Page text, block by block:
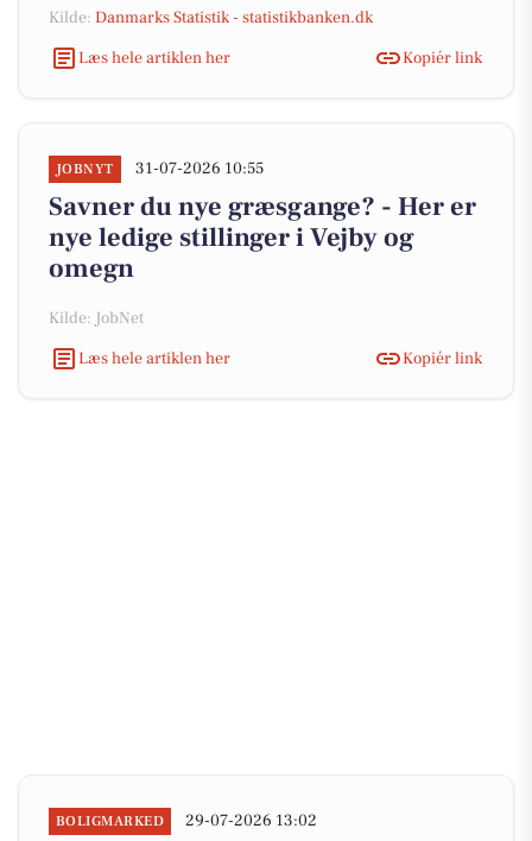
Kilde: Danmarks Statistik - statistikbanken.dk
Læs hele artiklen her
Kopiér link
JOBNYT 31-07-2026 10:55
Savner du nye græsgange? - Her er
nye ledige stillinger i Vejby og
omegn
Kilde: JobNet
Læs hele artiklen her
Kopiér link
BOLIGMARKED 29-07-2026 13:02